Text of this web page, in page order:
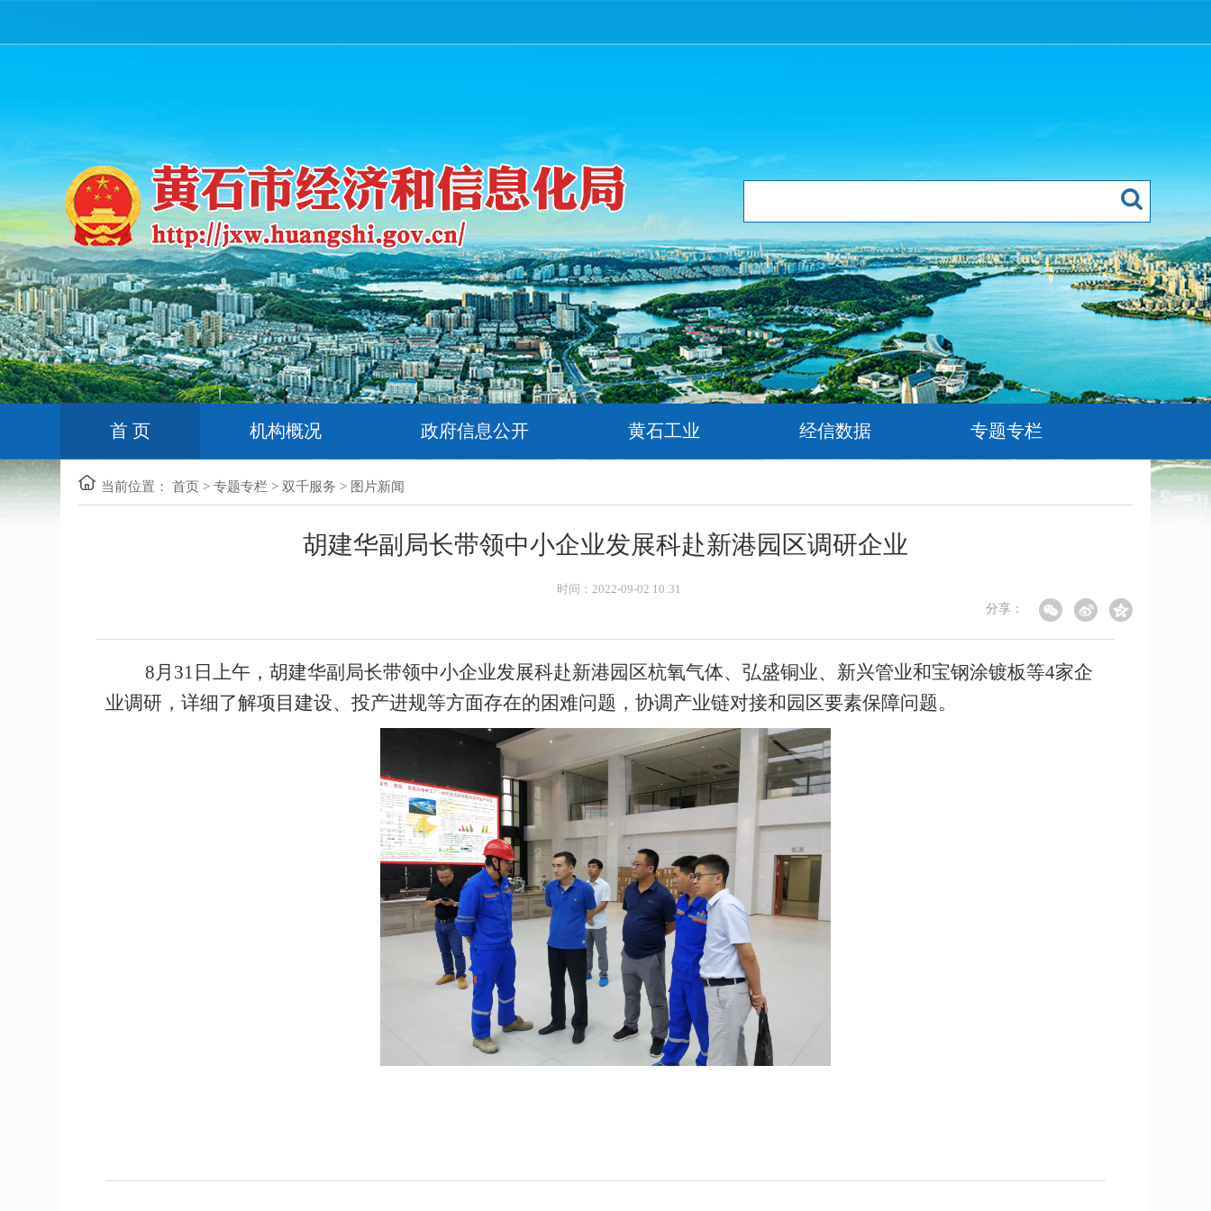
首 页 机构概况 政府信息公开 黄石工业 经信数据 专题专栏
当前位置： 首页 > 专题专栏 > 双千服务 > 图片新闻
胡建华副局长带领中小企业发展科赴新港园区调研企业
时间：2022-09-02 10:31
分享：
8月31日上午，胡建华副局长带领中小企业发展科赴新港园区杭氧气体、弘盛铜业、新兴管业和宝钢涂镀板等4家企
业调研，详细了解项目建设、投产进规等方面存在的困难问题，协调产业链对接和园区要素保障问题。